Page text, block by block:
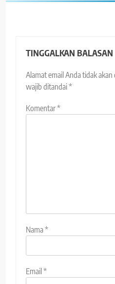
TINGGALKAN BALASAN
Alamat email Anda tidak
wajib ditandai*
Komentar*
Nama*
Email*